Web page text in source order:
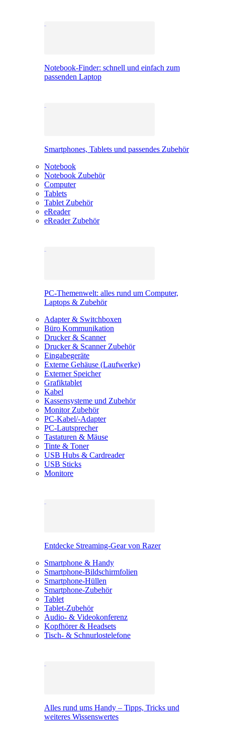
Notebook-Finder: schnell und einfach zum
passenden Laptop
Smartphones, Tablets und passendes Zubehör
Notebook
Notebook Zubehör
Computer
Tablets
Tablet Zubehör
eReader
eReader Zubehör
PC-Themenwelt: alles rund um Computer,
Laptops & Zubehör
Adapter & Switchboxen
Büro Kommunikation
Drucker & Scanner
Drucker & Scanner Zubehör
Eingabegeräte
Externe Gehäuse (Laufwerke)
Externer Speicher
Grafiktablet
Kabel
Kassensysteme und Zubehör
Monitor Zubehör
PC-Kabel/-Adapter
PC-Lautsprecher
Tastaturen & Mäuse
Tinte & Toner
USB Hubs & Cardreader
USB Sticks
Monitore
Entdecke Streaming-Gear von Razer
Smartphone & Handy
Smartphone-Bildschirmfolien
Smartphone-Hüllen
Smartphone-Zubehör
Tablet
Tablet-Zubehör
Audio- & Videokonferenz
Kopfhörer & Headsets
Tisch- & Schnurlostelefone
Alles rund ums Handy – Tipps, Tricks und
weiteres Wissenswertes